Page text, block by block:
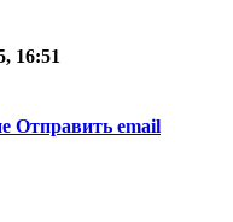
16:51
Отправить email